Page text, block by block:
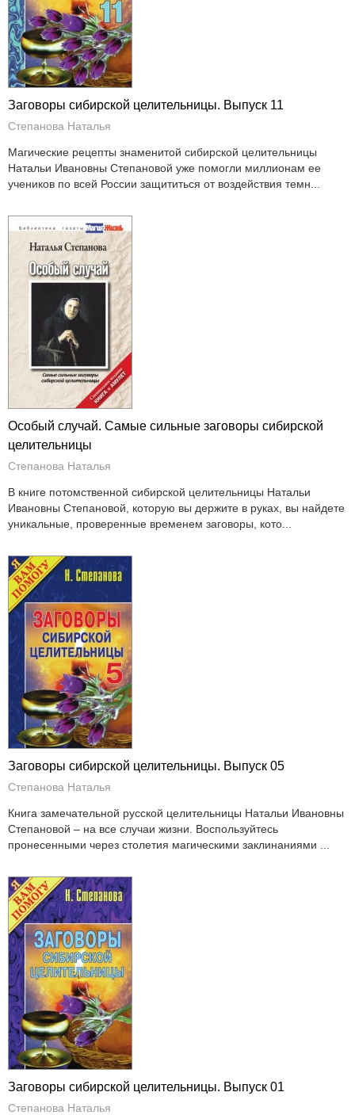
Заговоры сибирской целительницы. Выпуск 11
Степанова Наталья
Магические рецепты знаменитой сибирской целительницы
Натальи Ивановны Степановой уже помогли миллионам ее
учеников по всей России защититься от воздействия темн...
Особый случай. Самые сильные заговоры сибирской
целительницы
Степанова Наталья
В книге потомственной сибирской целительницы Натальи
Ивановны Степановой, которую вы держите в руках, вы найдете
уникальные, проверенные временем заговоры, кото...
Заговоры сибирской целительницы. Выпуск 05
Степанова Наталья
Книга замечательной русской целительницы Натальи Ивановны
Степановой – на все случаи жизни. Воспользуйтесь
пронесенными через столетия магическими заклинаниями ...
Заговоры сибирской целительницы. Выпуск 01
Степанова Наталья